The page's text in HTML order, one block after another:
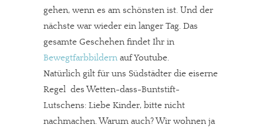
gehen, wenn es am schönsten ist. Und der
nächste war wieder ein langer Tag. Das
gesamte Geschehen findet Ihr in
Bewegtfarbbildern auf Youtube.
Natürlich gilt für uns Südstädter die eiserne
Regel des Wetten-dass-Buntstift-
Lutschens: Liebe Kinder, bitte nicht
nachmachen. Warum auch? Wir wohnen ja